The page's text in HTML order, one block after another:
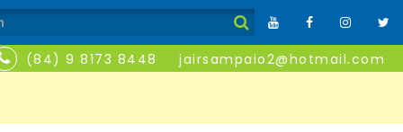
(84) 9 8173 8448 jairsampaio2@hotmail.com